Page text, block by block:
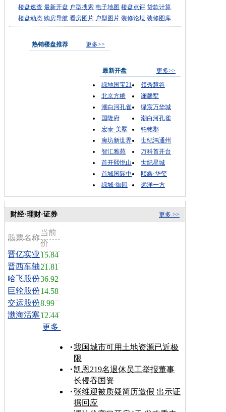
楼盘速查 最新开盘 户型搜索 电子地图 楼盘点评 贷款计算
楼盘动态 购房导航 看房图片 户型图片 装修论坛 装修图库
热销楼盘推荐 更多>>
最新开盘
更多>>
绿地国宝21
领秀慧谷
北京方糖
澜馨墅
潮白河孔雀
绿宸万华城
国隆府
潮白河孔雀
宏泰·美墅
铂铭郡
廊坊新世界
世纪鸿通州
智汇雅苑
万科首开台
首开熙悦山
世纪星城
首城国际中
顺鑫·华玺
绿城·御园
远洋一方
更多 >>
财经·理财·证券
股票名称
当前
价
晋亿实业15.84
晋西车轴21.81
哈飞股份36.92
巨轮股份14.58
交运股份8.99
渤海活塞12.44
更多
我国城市可用土地资源已近极
限
凯恩219名退休员工举报董事
长侵吞国资
张维迎被质疑简历造假 出示证
据回应